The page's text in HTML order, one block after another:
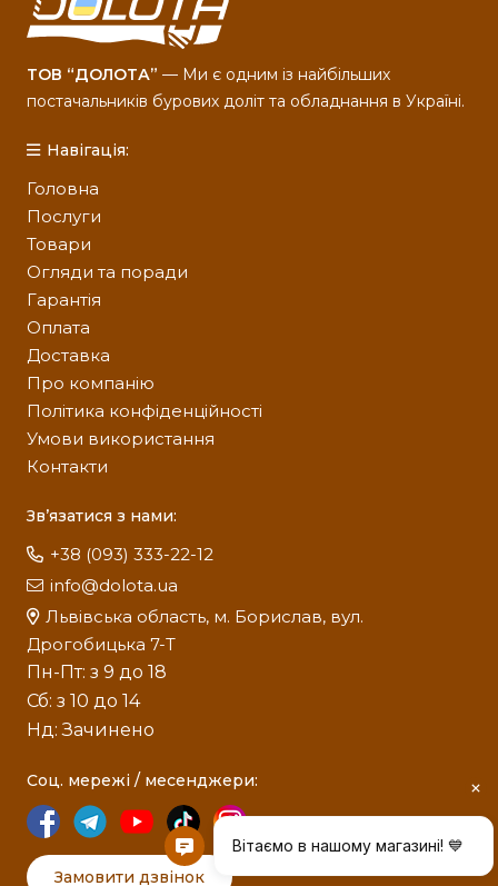
ТОВ “ДОЛОТА” — Ми є одним із найбільших
постачальників бурових доліт та обладнання в Україні.
Навігація:
Головна
Послуги
Товари
Огляди та поради
Гарантія
Оплата
Доставка
Про компанію
Політика конфіденційності
Умови використання
Контакти
Зв’язатися з нами:
+38 (093) 333-22-12
info@dolota.ua
Львівська область, м. Борислав, вул.
Дрогобицька 7-Т
Пн-Пт: з 9 до 18
Сб: з 10 до 14
Нд: Зачинено
Соц. мережі / месенджери:
Замовити дзвінок